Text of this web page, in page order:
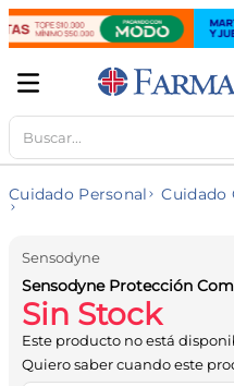
Buscar...
Cuidado Personal Cuidado
Sensodyne
Sensodyne Protección
Sin Stock
Este producto no está
Quiero saber cuando este
TÉRMINOS MÁS BUSCADOS
1.
mela b3
2.
cerave limpieza
4.
loreal
5.
shampoo
6.
proteina